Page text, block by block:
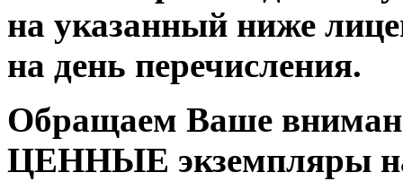
на указанный ниже
на день перечисления.
Обращаем Ваше
ЦЕННЫЕ экземпляры